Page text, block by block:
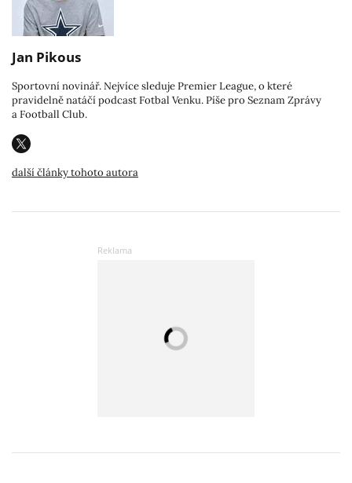
Jan Pikous
Sportovní novinář. Nejvíce sleduje Premier League, o které
pravidelně natáčí podcast Fotbal Venku. Píše pro Seznam Zprávy
a Football Club.
další články tohoto autora